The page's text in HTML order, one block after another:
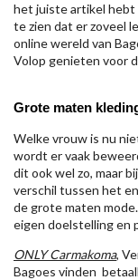
het juiste artikel hebt
te zien dat er zoveel
online wereld van
Volop genieten voor
Grote maten
Welke vrouw is nu
wordt er vaak
dit ook wel zo, maar
verschil tussen het
de grote maten
eigen doelstelling en
ONLY Carmakoma,
Bagoes vinden